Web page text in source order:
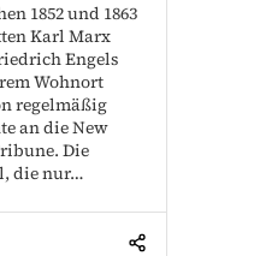
1852 und 1863
Karl Marx
Engels
Wohnort
regelmäßig
an die New
Die
die nur…